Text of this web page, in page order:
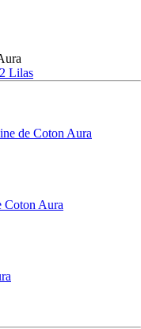
Lilas
de Coton Aura
Coton Aura